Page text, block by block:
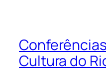
Cultura do